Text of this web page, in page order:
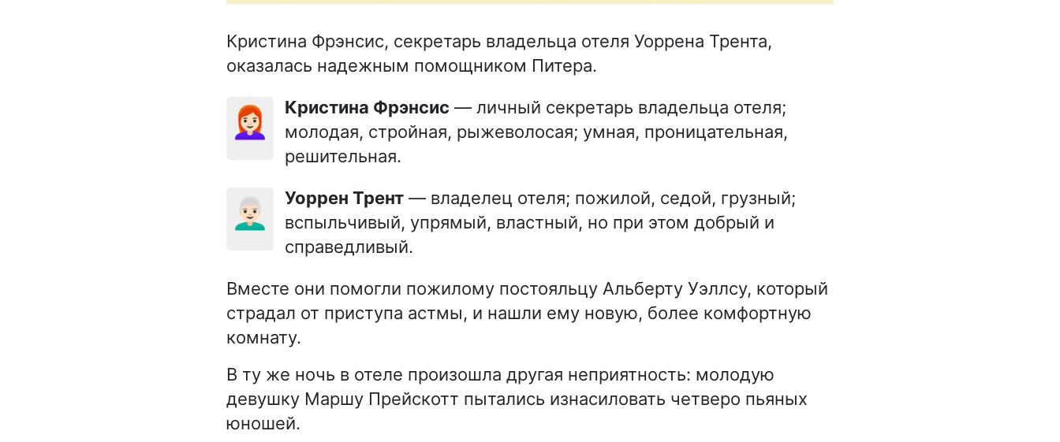
Кристина Фрэнсис, секретарь владельца отеля Уоррена Трента,
оказалась надежным помощником Питера.
👩🏻‍🦰 Кристина Фрэнсис — личный секретарь владельца отеля;
молодая, стройная, рыжеволосая; умная, проницательная,
решительная.
👨🏻‍🦳 Уоррен Трент — владелец отеля; пожилой, седой, грузный;
вспыльчивый, упрямый, властный, но при этом добрый и
справедливый.
Вместе они помогли пожилому постояльцу Альберту Уэллсу, который
страдал от приступа астмы, и нашли ему новую, более комфортную
комнату.
В ту же ночь в отеле произошла другая неприятность: молодую
девушку Маршу Прейскотт пытались изнасиловать четверо пьяных
юношей.